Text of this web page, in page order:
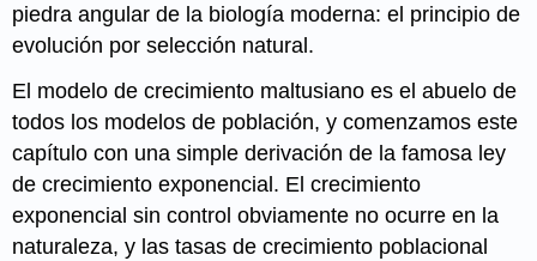
piedra angular de la biología moderna: el principio de
evolución por selección natural.
El modelo de crecimiento maltusiano es el abuelo de
todos los modelos de población, y comenzamos este
capítulo con una simple derivación de la famosa ley
de crecimiento exponencial. El crecimiento
exponencial sin control obviamente no ocurre en la
naturaleza, y las tasas de crecimiento poblacional